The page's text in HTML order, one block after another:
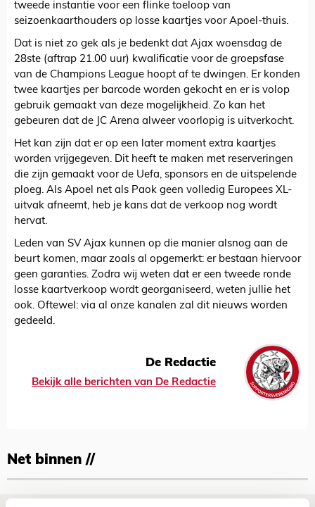
tweede instantie voor een flinke toeloop van
seizoenkaarthouders op losse kaartjes voor Apoel-thuis.
Dat is niet zo gek als je bedenkt dat Ajax woensdag de
28ste (aftrap 21.00 uur) kwalificatie voor de groepsfase
van de Champions League hoopt af te dwingen. Er konden
twee kaartjes per barcode worden gekocht en er is volop
gebruik gemaakt van deze mogelijkheid. Zo kan het
gebeuren dat de JC Arena alweer voorlopig is uitverkocht.
Het kan zijn dat er op een later moment extra kaartjes
worden vrijgegeven. Dit heeft te maken met reserveringen
die zijn gemaakt voor de Uefa, sponsors en de uitspelende
ploeg. Als Apoel net als Paok geen volledig Europees XL-
uitvak afneemt, heb je kans dat de verkoop nog wordt
hervat.
Leden van SV Ajax kunnen op die manier alsnog aan de
beurt komen, maar zoals al opgemerkt: er bestaan hiervoor
geen garanties. Zodra wij weten dat er een tweede ronde
losse kaartverkoop wordt georganiseerd, weten jullie het
ook. Oftewel: via al onze kanalen zal dit nieuws worden
gedeeld.
De Redactie
Bekijk alle berichten van De Redactie
Net binnen //